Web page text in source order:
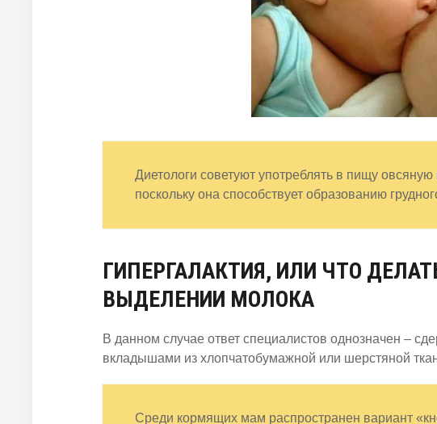
Диетологи советуют употреблять в пищу
поскольку она способствует образованию
ГИПЕРГАЛАКТИЯ, ИЛИ ЧТО
ВЫДЕЛЕНИИ МОЛОКА
В данном случае ответ специалистов однозначен –
вкладышами из хлопчатобумажной или шерстяной
Среди кормящих мам распространен вариант